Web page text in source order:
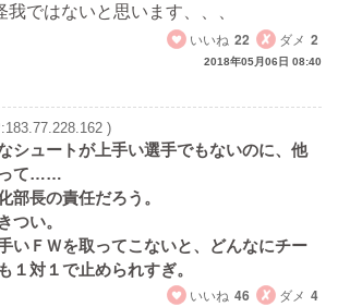
我ではないと思います、、、
いいね 22 ダメ 2
2018年05月06日 08:40
)
シュートが上手い選手でもないのに、他
って……
部長の責任だろう。
つい。
いＦＷを取ってこないと、どんなにチー
１対１で止められすぎ。
いいね 46 ダメ 4